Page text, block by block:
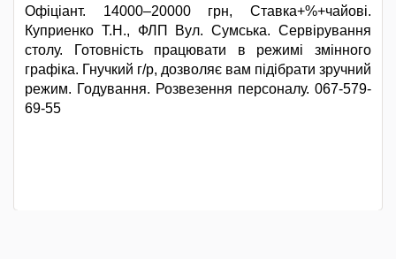
Офіціант. 14000–20000 грн, Ставка+%+чайові.
Куприенко Т.Н., ФЛП Вул. Сумська. Сервірування
столу. Готовність працювати в режимі змінного
графіка. Гнучкий г/р, дозволяє вам підібрати зручний
режим. Годування. Розвезення персоналу. 067-579-
69-55